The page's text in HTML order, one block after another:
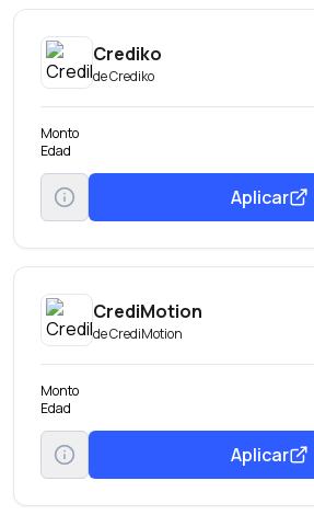
Crediko
deCrediko
Monto
Edad
Aplicar
CrediMotion
deCrediMotion
Monto
Edad
Aplicar